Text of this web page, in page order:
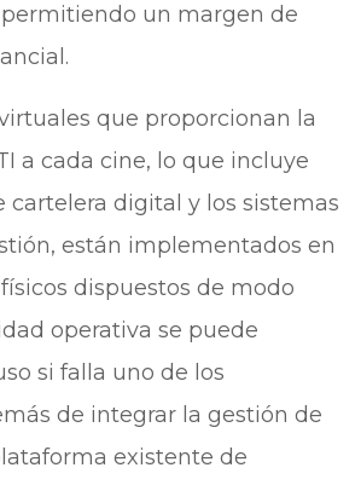
permitiendo un margen de
que proporcionan la
a cada cine, lo que incluye
cartelera digital y los sistemas
están implementados en
dispuestos de modo
operativa se puede
si falla uno de los
de integrar la gestión de
existente de